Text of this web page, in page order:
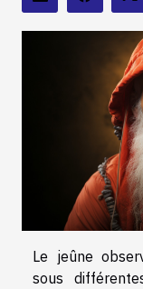
Le jeûne
sous